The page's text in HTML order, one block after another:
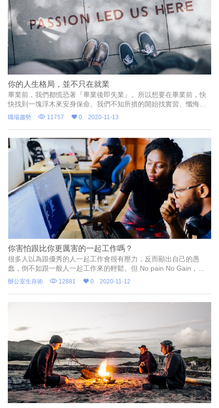
你的人生格局，並不只在就業
畢業前，我們都慌恐著『畢業後即失業』。所以想要在畢業前，快
快找到一塊浮木來安身保命。我們不知所措的開始找實習、懺悔著
以前沒有去上課、要不然就是抱怨著上了課也沒有用，最後這些知
識，都與無法與現實社會做接軌。但到底為什麼我們要等到畢業
前，才意識到這些危機呢？而且我們是不是太匆促找到一份工作，
快快上工呢？
職場趨勢 11757 0 2020-11-13
你害怕跟比你更厲害的一起工作嗎？
很多人以為跟優秀的人一起工作會很有壓力，反而顯出自己的愚
蠢，倒不如跟一般人一起工作來的輕鬆。但 No pain No Gain，跟
優秀的一起工作會將你拉到另一個高度，學習到更有效率的工作方
式，讓你遇見更有深度的思考、更廣闊的視野、以及更厲害的策
略。
辦公室生存術 12881 0 2020-11-12